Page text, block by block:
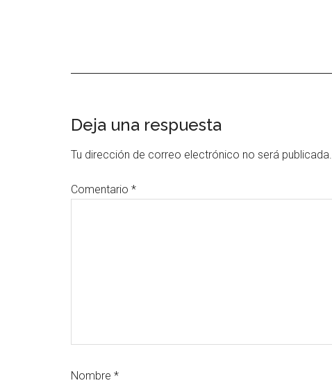
Interacciones
con
lectores
Deja una respuesta
Tu dirección de correo electrónico no será publicada.
Comentario *
Nombre *